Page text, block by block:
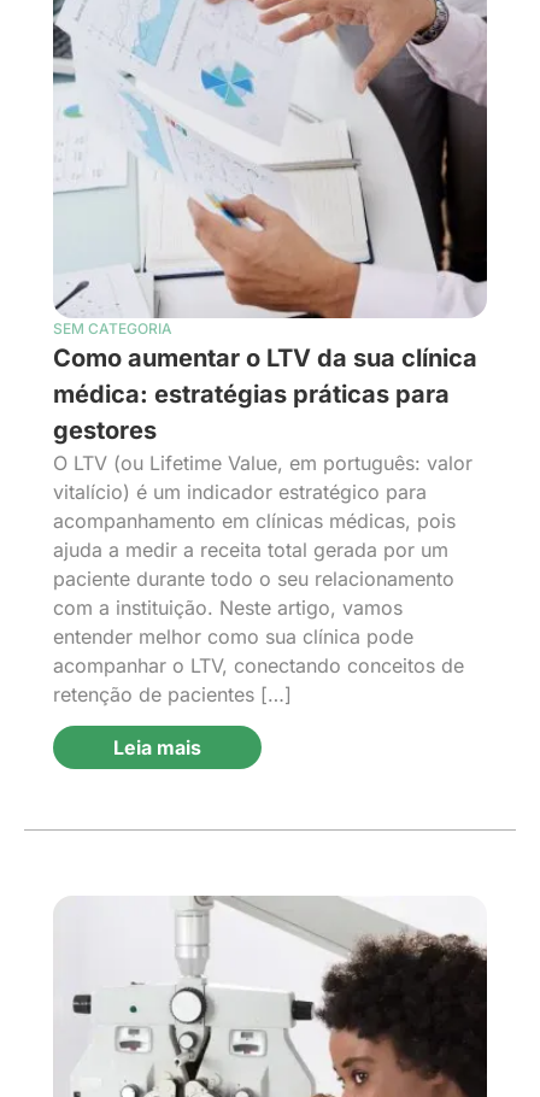
SEM CATEGORIA
Como aumentar o LTV da sua clínica
médica: estratégias práticas para
gestores
O LTV (ou Lifetime Value, em português: valor
vitalício) é um indicador estratégico para
acompanhamento em clínicas médicas, pois
ajuda a medir a receita total gerada por um
paciente durante todo o seu relacionamento
com a instituição. Neste artigo, vamos
entender melhor como sua clínica pode
acompanhar o LTV, conectando conceitos de
retenção de pacientes […]
Leia mais